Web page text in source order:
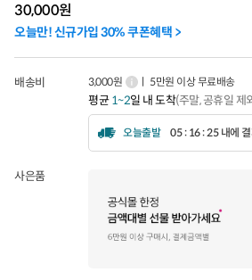
30,000원
오늘만! 신규가입 30% 쿠폰혜택 >
배송비 3,000원 ㅣ 5만원 이상 무료배송
평균1~2일 내 도착(주말, 공휴일 제
오늘출발 05 : 16 : 22 내에
사은품